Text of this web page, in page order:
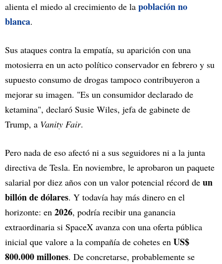
alienta el miedo al crecimiento de la población no
blanca.
Sus ataques contra la empatía, su aparición con una
motosierra en un acto político conservador en febrero y su
supuesto consumo de drogas tampoco contribuyeron a
mejorar su imagen. "Es un consumidor declarado de
ketamina", declaró Susie Wiles, jefa de gabinete de
Trump, a Vanity Fair.
Pero nada de eso afectó ni a sus seguidores ni a la junta
directiva de Tesla. En noviembre, le aprobaron un paquete
salarial por diez años con un valor potencial récord de un
billón de dólares. Y todavía hay más dinero en el
horizonte: en 2026, podría recibir una ganancia
extraordinaria si SpaceX avanza con una oferta pública
inicial que valore a la compañía de cohetes en US$
800.000 millones. De concretarse, probablemente se